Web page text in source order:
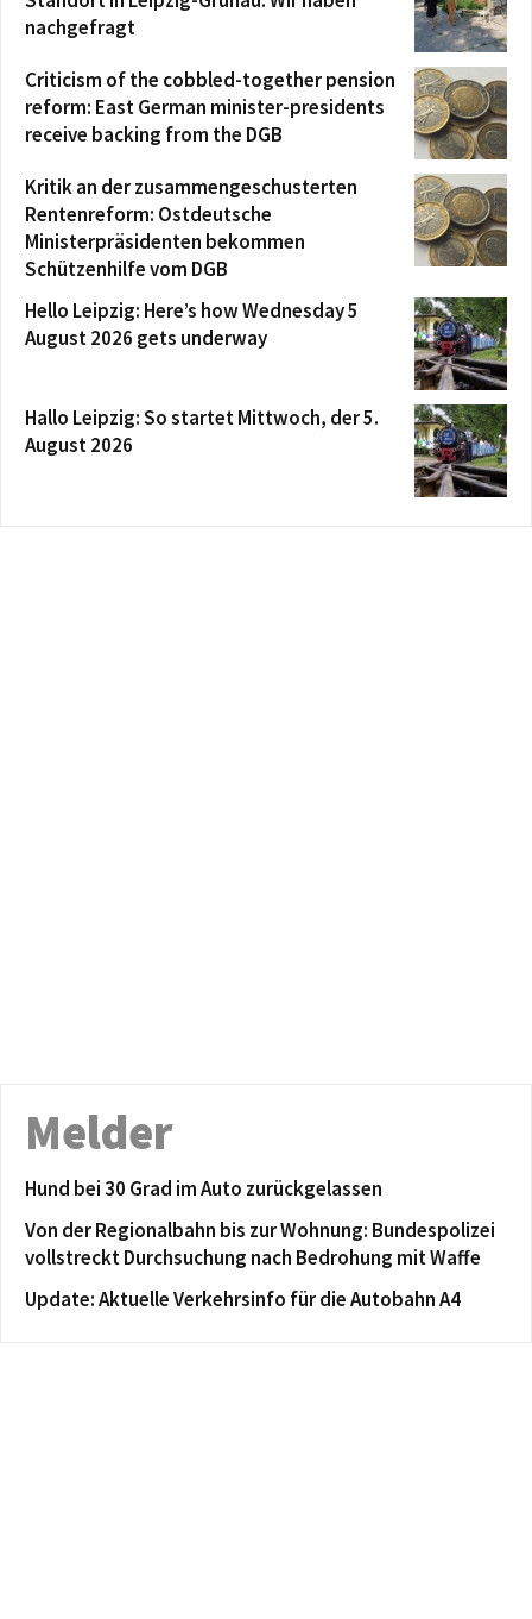
nachgefragt
Criticism of the cobbled-together pension
reform: East German minister-presidents
receive backing from the DGB
Kritik an der zusammengeschusterten
Rentenreform: Ostdeutsche
Ministerpräsidenten bekommen
Schützenhilfe vom DGB
Hello Leipzig: Here’s how Wednesday 5
August 2026 gets underway
Hallo Leipzig: So startet Mittwoch, der 5.
August 2026
Melder
Hund bei 30 Grad im Auto zurückgelassen
Von der Regionalbahn bis zur Wohnung: Bundespolizei
vollstreckt Durchsuchung nach Bedrohung mit Waffe
Update: Aktuelle Verkehrsinfo für die Autobahn A4